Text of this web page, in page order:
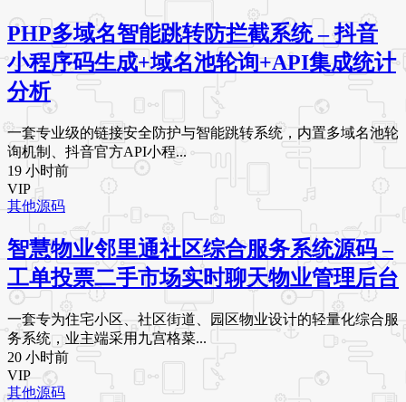
PHP多域名智能跳转防拦截系统 – 抖音
小程序码生成+域名池轮询+API集成统计
分析
一套专业级的链接安全防护与智能跳转系统，内置多域名池轮
询机制、抖音官方API小程...
19 小时前
VIP
其他源码
智慧物业邻里通社区综合服务系统源码 –
工单投票二手市场实时聊天物业管理后台
一套专为住宅小区、社区街道、园区物业设计的轻量化综合服
务系统，业主端采用九宫格菜...
20 小时前
VIP
其他源码